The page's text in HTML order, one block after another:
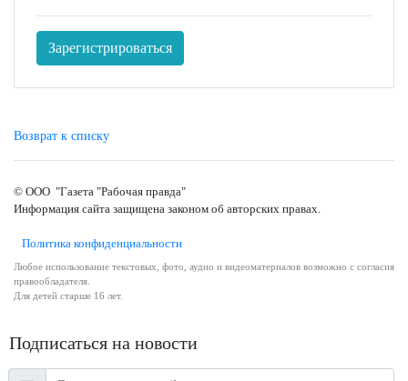
Зарегистрироваться
Возврат к списку
© ООО "Газета "Рабочая правда"
Информация сайта защищена законом об авторских правах.
Политика конфиденциальности
Любое использование текстовых, фото, аудио и видеоматериалов возможно с согласия
правообладателя.
Для детей старше 16 лет.
Подписаться на новости